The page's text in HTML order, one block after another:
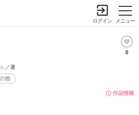
メニュー
ログイン
0
作品情報
他
／著